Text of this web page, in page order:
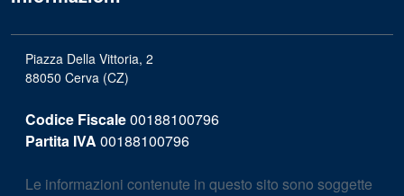
Piazza Della Vittoria, 2
88050 Cerva (CZ)
Codice Fiscale00188100796
Partita IVA 00188100796
Le informazioni contenute in questo sito sono soggette